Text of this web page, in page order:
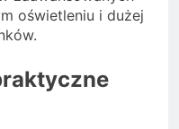
oświetleniu i dużej